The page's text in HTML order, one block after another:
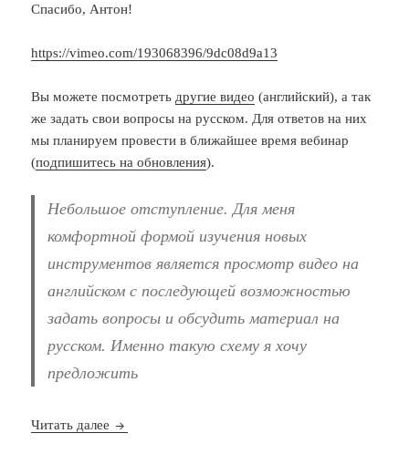
Спасибо, Антон!
https://vimeo.com/193068396/9dc08d9a13
Вы можете посмотреть другие видео (английский), а так
же задать свои вопросы на русском. Для ответов на них
мы планируем провести в ближайшее время вебинар
(подпишитесь на обновления).
Небольшое отступление. Для меня
комфортной формой изучения новых
инструментов является просмотр видео на
английском с последующей возможностью
задать вопросы и обсудить материал на
русском. Именно такую схему я хочу
предложить
Читать далее Современное предприятие нуждается в